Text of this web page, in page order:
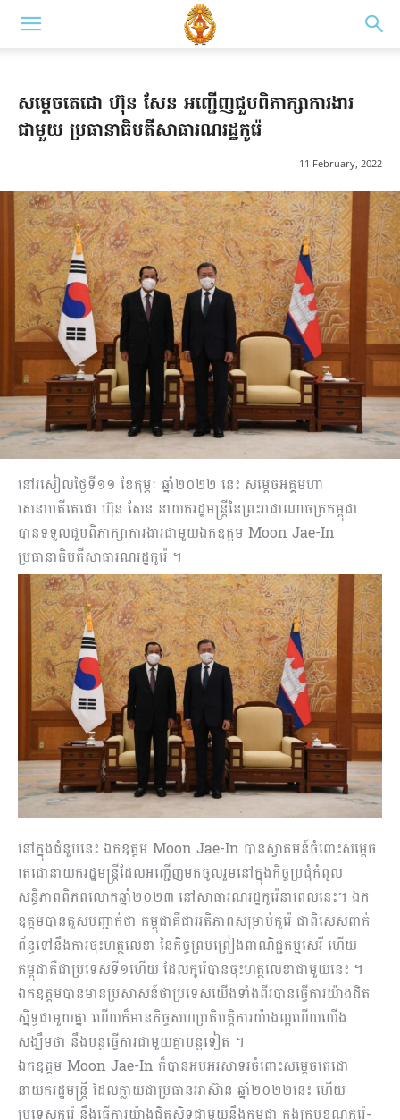
សម្តេចតេជោ ហ៊ុន សែន អញ្ជើញជួបពិភាក្សាការងារ
ជាមួយ ប្រធានាធិបតីសាធារណរដ្ឋកូរ៉េ
11 February, 2022
នៅរសៀលថ្ងៃទី១១ ខែកុម្ភៈ ឆ្នាំ២០២២ នេះ សម្ដេចអគ្គមហា
សេនាបតីតេជោ ហ៊ុន សែន នាយករដ្ឋមន្ត្រីនៃព្រះរាជាណាចក្រកម្ពុជា
បានទទួលជួបពិភាក្សាការងារជាមួយឯកឧត្តម Moon Jae-In
ប្រធានាធិបតីសាធារណរដ្ឋកូរ៉េ ។
នៅក្នុងជំនួបនេះ ឯកឧត្តម Moon Jae-In បានស្វាគមន៍ចំពោះសម្ដេច
តេជោនាយករដ្ឋមន្ត្រីដែលអញ្ជើញមកចូលរួមនៅក្នុងកិច្ចប្រជុំកំពូល
សន្តិភាពពិភពលោកឆ្នាំ២០២៣ នៅសាធារណរដ្ឋកូរ៉េនាពេលនេះ។ ឯក
ឧត្តមបានគូសបញ្ជាក់ថា កម្ពុជាគឺជាអតិភាពសម្រាប់កូរ៉េ ជាពិសេសពាក់
ព័ន្ធទៅនឹងការចុះហត្ថលេខា នៃកិច្ចព្រមព្រៀងពាណិជ្ជកម្មសេរី ហើយ
កម្ពុជាគឺជាប្រទេសទី១ហើយ ដែលកូរ៉េបានចុះហត្ថលេខាជាមួយនេះ ។
ឯកឧត្តមបានមានប្រសាសន៍ថាប្រទេសយើងទាំងពីរបានធ្វើការយ៉ាងជិត
ស្និទ្ធជាមួយគ្នា ហើយក៏មានកិច្ចសហប្រតិបត្តិការយ៉ាងល្អហើយយើង
សង្ឃឹមថា នឹងបន្តធ្វើការជាមួយគ្នាបន្តទៀត ។
ឯកឧត្តម Moon Jae-In ក៏បានអបអរសាទរចំពោះសម្ដេចតេជោ
នាយករដ្ឋមន្ត្រី ដែលក្លាយជាប្រធានអាស៊ាន ឆ្នាំ២០២២នេះ ហើយ
ប្រទេសកូរ៉េ នឹងធ្វើការយ៉ាងជិតស្និទ្ធជាមួយនឹងកម្ពុជា ក្នុងក្របខណ្ឌកូរ៉េ-